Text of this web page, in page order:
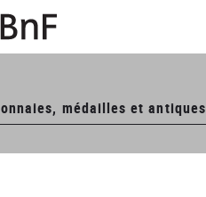
médailles et antiques